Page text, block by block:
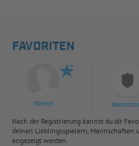
FAVORITEN
Spieler
Nach der Registrierung kannst du dir
deinen Lieblingsspielern, Mannschaften
angezeigt werden.